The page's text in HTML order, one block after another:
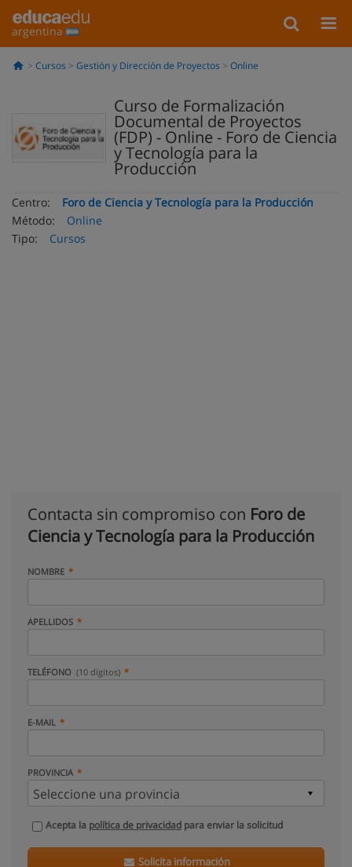
argentina
Cursos Gestión y Dirección de Proyectos Online
Curso de Formalización
Documental de Proyectos
(FDP) - Online - Foro de Ciencia
y Tecnología para la
Producción
Centro:
Foro de Ciencia y Tecnología para la Producción
Método:
Online
Tipo:
Cursos
Contacta sin compromiso con Foro de
Ciencia y Tecnología para la Producción
NOMBRE
APELLIDOS
TELÉFONO (10 dígitos)
E-MAIL
PROVINCIA
Acepta la política de privacidad para enviar la solicitud
Solicita información